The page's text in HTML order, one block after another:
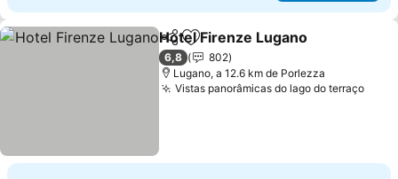
PartilharAdicionar aos favoritos
Hotel Firenze Lugano
6,8
802
Lugano, a 12.6 km de Porlezza
Vistas panorâmicas do lago do terraço